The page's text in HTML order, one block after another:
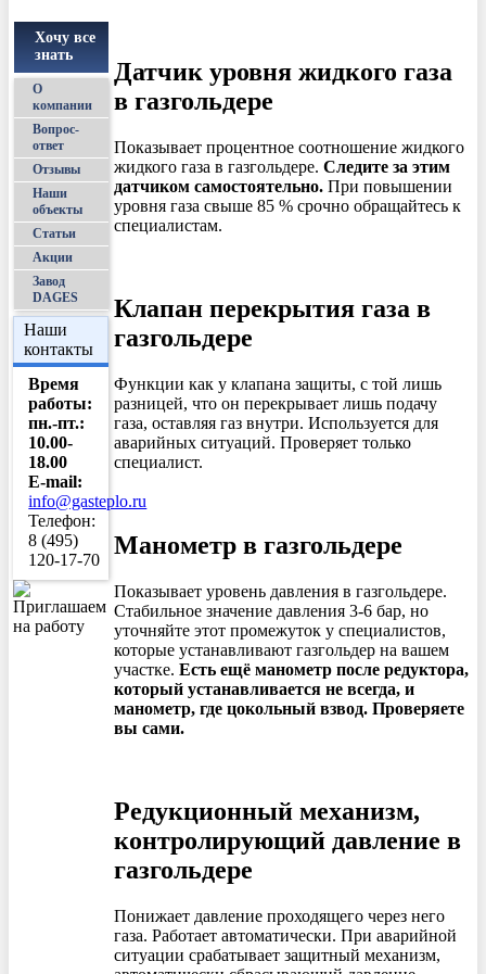
Хочу все
знать
О
компании
Вопрос-
ответ
Отзывы
Наши
объекты
Статьи
Акции
Завод
DAGES
Наши
контакты
Время
работы:
пн.-пт.:
10.00-
18.00
E-mail:
info@gasteplo.ru
Телефон:
8 (495)
120-17-70
Датчик уровня жидкого газа
в газгольдере
Показывает процентное соотношение жидкого
жидкого газа в газгольдере.Следите за этим
датчиком самостоятельно. При повышении
уровня газа свыше 85 % срочно обращайтесь к
специалистам.
Клапан перекрытия газа в
газгольдере
Функции как у клапана защиты, с той лишь
разницей, что он перекрывает лишь подачу
газа, оставляя газ внутри. Используется для
аварийных ситуаций. Проверяет только
специалист.
Манометр в газгольдере
Показывает уровень давления в газгольдере.
Стабильное значение давления 3-6 бар, но
уточняйте этот промежуток у специалистов,
которые устанавливают газгольдер на вашем
участке.Есть ещё манометр после редуктора,
который устанавливается не всегда, и
манометр, где цокольный взвод. Проверяете
вы сами.
Редукционный механизм,
контролирующий давление в
газгольдере
Понижает давление проходящего через него
газа. Работает автоматически. При аварийной
ситуации срабатывает защитный механизм,